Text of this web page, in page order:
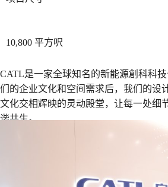
10,800 平方呎
CATL是一家全球知名的新能源創科科
们的企业文化和空间需求后，我们的设
文化交相辉映的灵动殿堂，让每一处细
谐共生。